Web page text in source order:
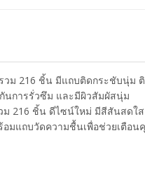
ม 216 ชิ้น มีแถบติดกระชับนุ่
นการรั่วซึม และมีผิวสัมผัสนุ่ม
216 ชิ้น ดีไซน์ใหม่ มีสีสันสด
แถบวัดความชื้นเพื่อช่วยเตือ